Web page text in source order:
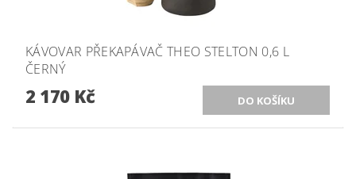
KÁVOVAR PŘEKAPÁVAČ THEO STELTON 0,6 L
ČERNÝ
2 170 Kč